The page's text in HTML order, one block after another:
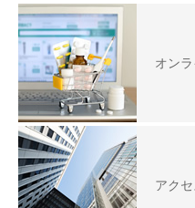
オン
アクセ